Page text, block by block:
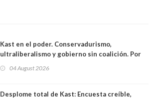
Kast en el poder. Conservadurismo,
ultraliberalismo y gobierno sin coalición. Por
04 August 2026
Desplome total de Kast: Encuesta creíble,